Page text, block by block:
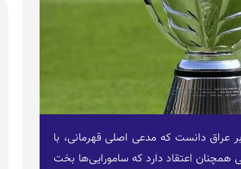
عراق دانست که مدعی اصلی قهرمانی، با
اعتقاد دارد که سامورایی‌ها بخت